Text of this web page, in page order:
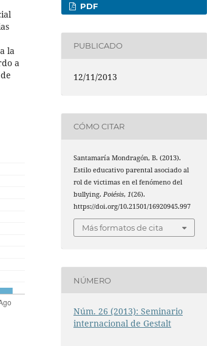
la
a
PDF
PUBLICADO
12/11/2013
CÓMO CITAR
Santamaría Mondragón, B. (2013).
Estilo educativo parental asociado al
rol de victimas en el fenómeno del
bullying.Poiésis,1(26).
https://doi.org/10.21501/16920945.997
Más formatos de cita
NÚMERO
Núm. 26 (2013): Seminario
internacional de Gestalt